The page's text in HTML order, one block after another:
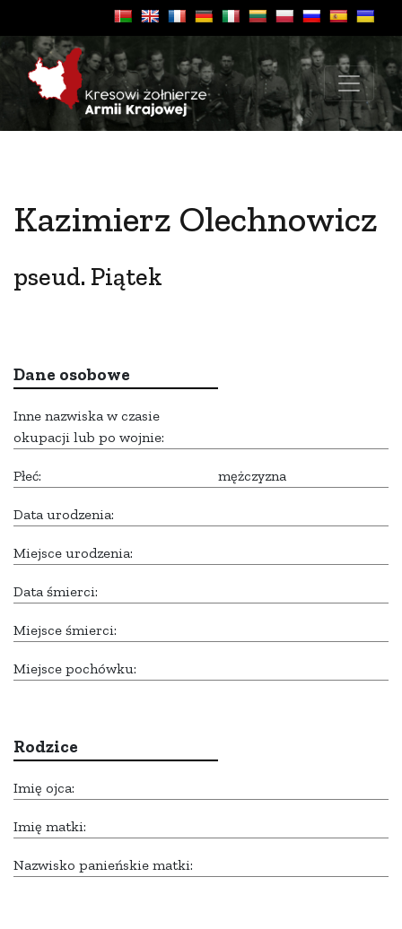
Kazimierz Olechnowicz
pseud. Piątek
Dane osobowe
Inne nazwiska w czasie
okupacji lub po wojnie:
Płeć: mężczyzna
Data urodzenia:
Miejsce urodzenia:
Data śmierci:
Miejsce śmierci:
Miejsce pochówku:
Rodzice
Imię ojca:
Imię matki:
Nazwisko panieńskie matki: